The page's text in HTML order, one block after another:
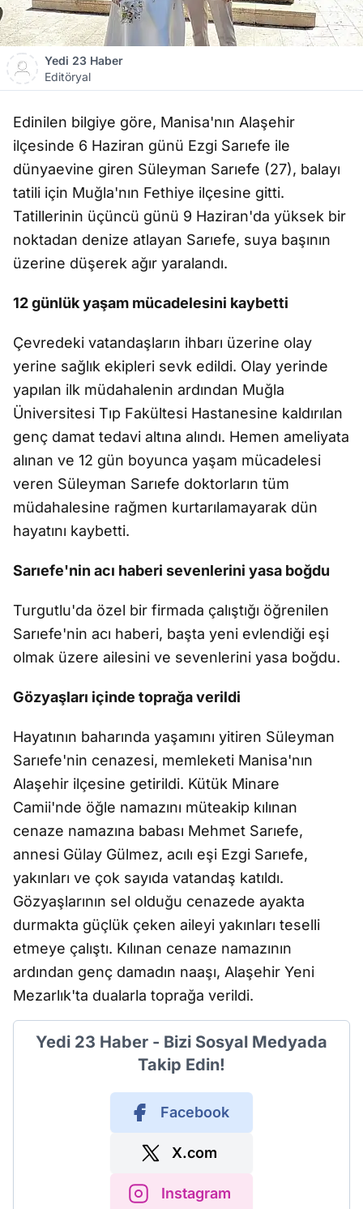
Yedi 23 Haber
Editöryal
Edinilen bilgiye göre, Manisa'nın Alaşehir
ilçesinde 6 Haziran günü Ezgi Sarıefe ile
dünyaevine giren Süleyman Sarıefe (27), balayı
tatili için Muğla'nın Fethiye ilçesine gitti.
Tatillerinin üçüncü günü 9 Haziran'da yüksek bir
noktadan denize atlayan Sarıefe, suya başının
üzerine düşerek ağır yaralandı.
12 günlük yaşam mücadelesini kaybetti
Çevredeki vatandaşların ihbarı üzerine olay
yerine sağlık ekipleri sevk edildi. Olay yerinde
yapılan ilk müdahalenin ardından Muğla
Üniversitesi Tıp Fakültesi Hastanesine kaldırılan
genç damat tedavi altına alındı. Hemen ameliyata
alınan ve 12 gün boyunca yaşam mücadelesi
veren Süleyman Sarıefe doktorların tüm
müdahalesine rağmen kurtarılamayarak dün
hayatını kaybetti.
Sarıefe'nin acı haberi sevenlerini yasa boğdu
Turgutlu'da özel bir firmada çalıştığı öğrenilen
Sarıefe'nin acı haberi, başta yeni evlendiği eşi
olmak üzere ailesini ve sevenlerini yasa boğdu.
Gözyaşları içinde toprağa verildi
Hayatının baharında yaşamını yitiren Süleyman
Sarıefe'nin cenazesi, memleketi Manisa'nın
Alaşehir ilçesine getirildi. Kütük Minare
Camii'nde öğle namazını müteakip kılınan
cenaze namazına babası Mehmet Sarıefe,
annesi Gülay Gülmez, acılı eşi Ezgi Sarıefe,
yakınları ve çok sayıda vatandaş katıldı.
Gözyaşlarının sel olduğu cenazede ayakta
durmakta güçlük çeken aileyi yakınları teselli
etmeye çalıştı. Kılınan cenaze namazının
ardından genç damadın naaşı, Alaşehir Yeni
Mezarlık'ta dualarla toprağa verildi.
Yedi 23 Haber - Bizi Sosyal Medyada
Takip Edin!
Facebook
X.com
Instagram